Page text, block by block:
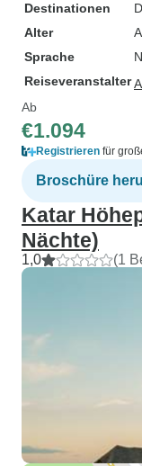
Destinationen
Alter
Sprache
Reiseveranstalter
Ab
€1.094
Registrieren für
Broschüre
Katar
Nächte)
1,0 (1